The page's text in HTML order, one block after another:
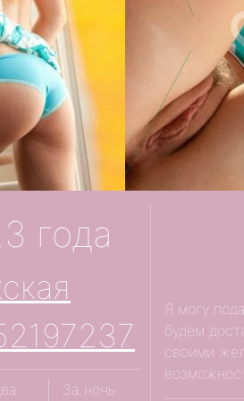
года
За ночь
Я могу
будем
своими